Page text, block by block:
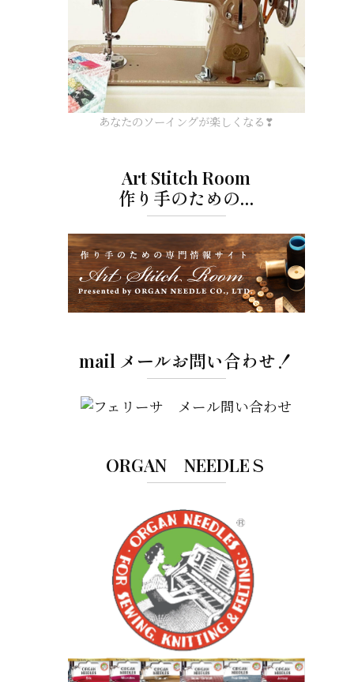
あなたのソーイングが楽しくなる❣
Art Stitch Room
作り手のための…
mail メールお問い合わせ！
ORGAN NEEDLEＳ